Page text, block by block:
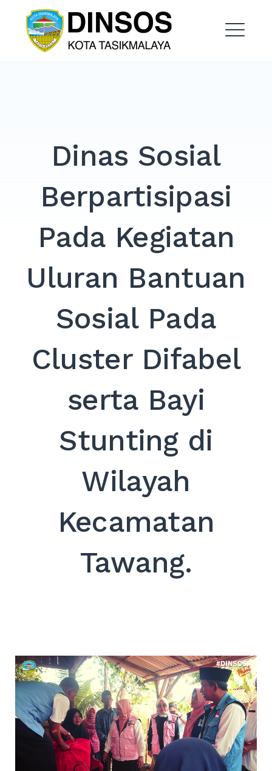
content
Dinas Sosial Kota
Tasikmalaya
EXPAND
EXPAND
Search
SEARCH
Dinas Sosial
Berpartisipasi
Pada Kegiatan
Uluran Bantuan
Sosial Pada
Cluster Difabel
serta Bayi
Stunting di
Wilayah
Kecamatan
Tawang.